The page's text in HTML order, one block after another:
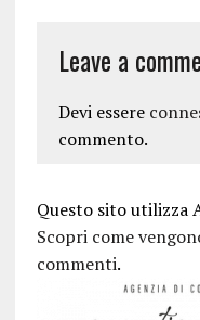
Leave a
Devi essere
commento.
Questo sito utilizza
Scopri come
commenti.